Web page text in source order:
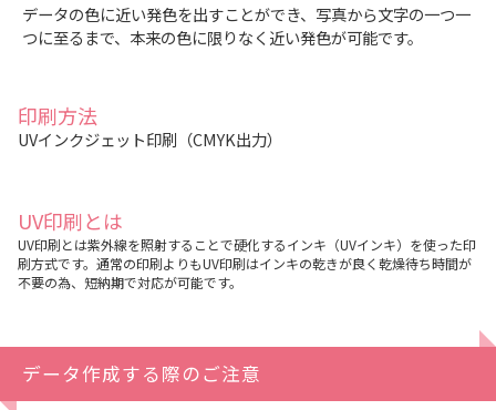
データの色に近い発色を出すことができ、写真から文字の一つ一
つに至るまで、本来の色に限りなく近い発色が可能です。
印刷方法
UVインクジェット印刷（CMYK出力）
UV印刷とは
UV印刷とは紫外線を照射することで硬化するインキ（UVインキ）を使った印
刷方式です。通常の印刷よりもUV印刷はインキの乾きが良く乾燥待ち時間が
不要の為、短納期で対応が可能です。
データ作成する際のご注意